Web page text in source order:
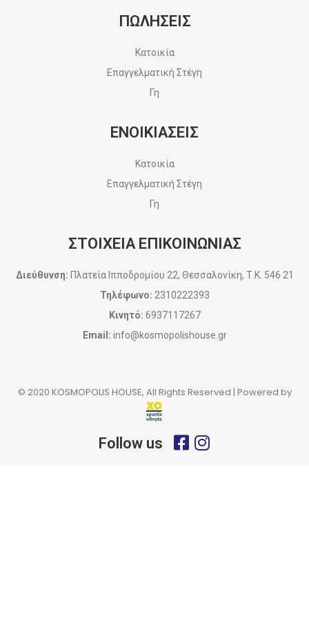
ΠΩΛΗΣΕΙΣ
Κατοικία
Επαγγελματική Στέγη
Γη
ΕΝΟΙΚΙΑΣΕΙΣ
Κατοικία
Επαγγελματική Στέγη
Γη
ΣΤΟΙΧΕΙΑ ΕΠΙΚΟΙΝΩΝΙΑΣ
Διεύθυνση: Πλατεία Ιπποδρομίου 22, Θεσσαλονίκη, Τ.Κ. 546 21
Τηλέφωνο: 2310222393
Κινητό: 6937117267
Email: info@kosmopolishouse.gr
© 2020 KOSMOPOLIS HOUSE, All Rights Reserved | Powered by
Follow us